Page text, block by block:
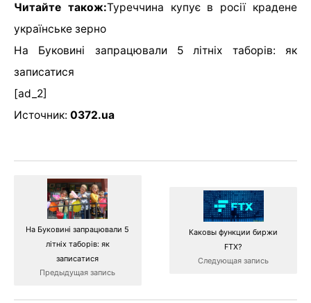
Читайте також:Туреччина купує в росії крадене
українське зерно
На Буковині запрацювали 5 літніх таборів: як
записатися
[ad_2]
Источник: 0372.ua
На Буковині запрацювали 5
літніх таборів: як
записатися
Предыдущая запись
Каковы функции биржи
FTX?
Следующая запись